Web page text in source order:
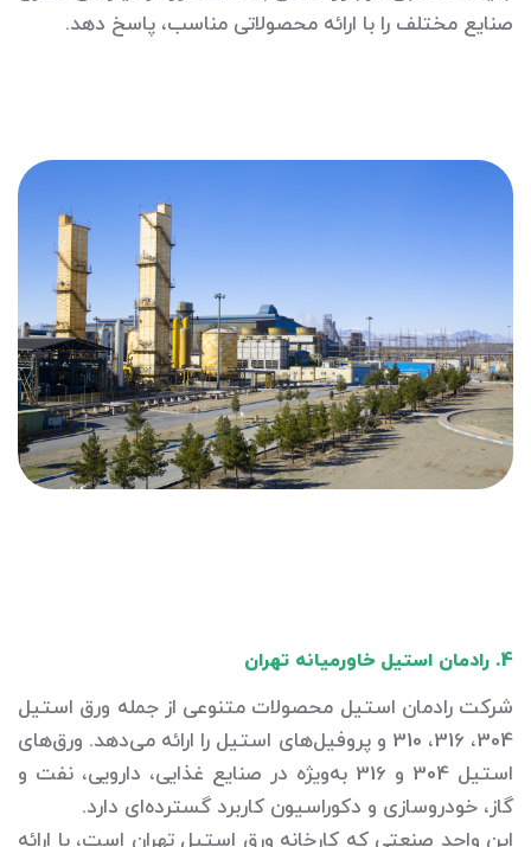
صنایع مختلف را با ارائه محصولاتی مناسب، پاسخ دهد.
4. رادمان استیل خاورمیانه تهران
شرکت رادمان استیل محصولات متنوعی از جمله ورق استیل
304، 316، 310 و پروفیل‌های استیل را ارائه می‌دهد. ورق‌های
استیل 304 و 316 به‌ویژه در صنایع غذایی، دارویی، نفت و
گاز، خودروسازی و دکوراسیون کاربرد گسترده‌ای دارد.